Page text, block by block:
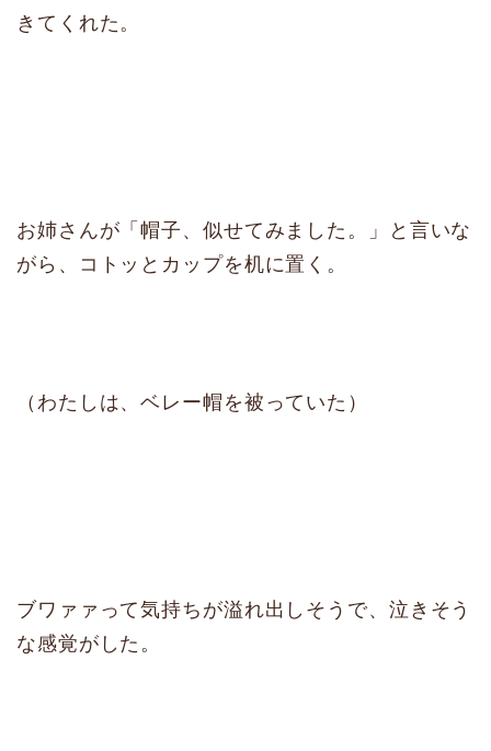
きてくれた。
お姉さんが「帽子、似せてみました。」と言いな
がら、コトッとカップを机に置く。
（わたしは、ベレー帽を被っていた）
ブワァァって気持ちが溢れ出しそうで、泣きそう
な感覚がした。